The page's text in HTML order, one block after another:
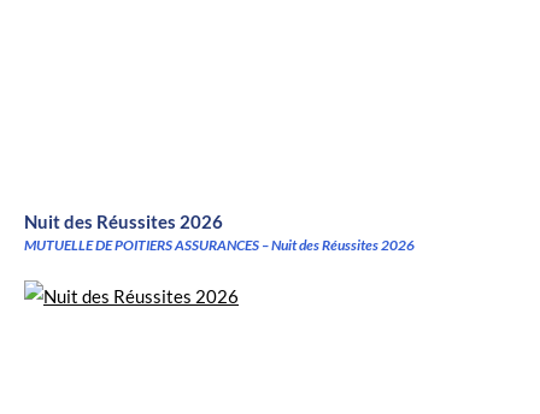
Nuit des Réussites 2026
MUTUELLE DE POITIERS ASSURANCES – Nuit des Réussites 2026